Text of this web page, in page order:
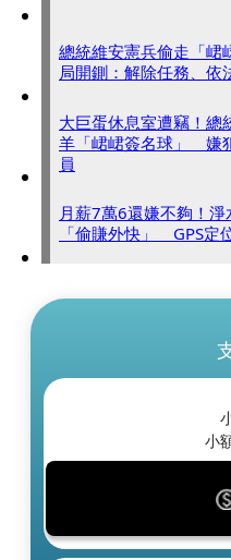
總統維安憲兵偷走「
局開鍘：解除任務、依
大巨蛋休息室遭竊！總
羊「峮峮簽名球」 嫌
員
月薪7萬6還嫌不夠！
「偷賺外快」 GPS定
小